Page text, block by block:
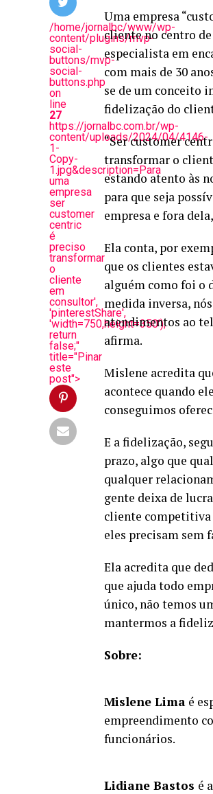
/home/jornalbc/www/wp-
content/plugins/mvp-
social-
buttons/mvp-
social-
buttons.php
on
line
27
https://jornalbc.com.br/wp-
content/uploads/2024/04/4146-
1-
Copy-
1.jpg&description=Para
uma
empresa
ser
customer
centric
é
preciso
transformar
o
cliente
em
consultor',
'pinterestShare',
'width=750,height=350');
return
false;"
title="Pinar
este
post">
Uma empresa
cliente no centro
especialista em
com mais de 30
se de um conceito
fidelização do
“Ser customer
transformar o
estando atento às
para que seja
empresa e fora
Ela conta, por
que os clientes
alguém como foi o
medida inversa,
atendimentos ao
afirma.
Mislene acredita
acontece quando
conseguimos
E a fidelização,
prazo, algo que
qualquer
gente deixa de
cliente competitiva
eles precisam sem
Ela acredita que
que ajuda todo
único, não temos
mantermos a
Sobre:
Mislene Lima é
empreendimento
funcionários.
Lidiane Bastos é